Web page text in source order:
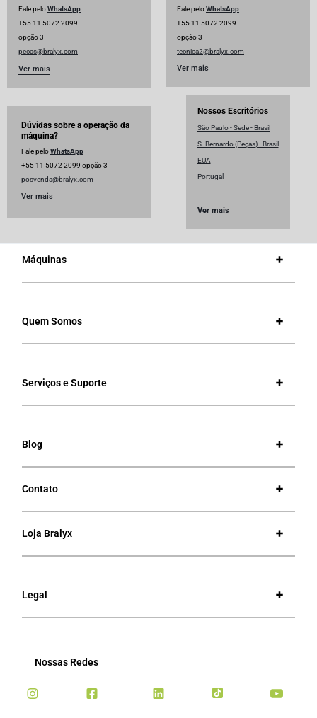
Fale peloWhatsApp
+55 11 5072 2099
opção 3
pecas@bralyx.com
Ver mais
Fale peloWhatsApp
+55 11 5072 2099
opção 3
tecnica2@bralyx.com
Ver mais
Dúvidas sobre a operação da
máquina?
Fale peloWhatsApp
+55 11 5072 2099 opção 3
posvenda@bralyx.com
Ver mais
Nossos Escritórios
São Paulo - Sede - Brasil
S. Bernardo (Peças) - Brasil
EUA
Portugal
Ver mais
Máquinas
Quem Somos
Serviços e Suporte
Blog
Contato
Loja Bralyx
Legal
Nossas Redes